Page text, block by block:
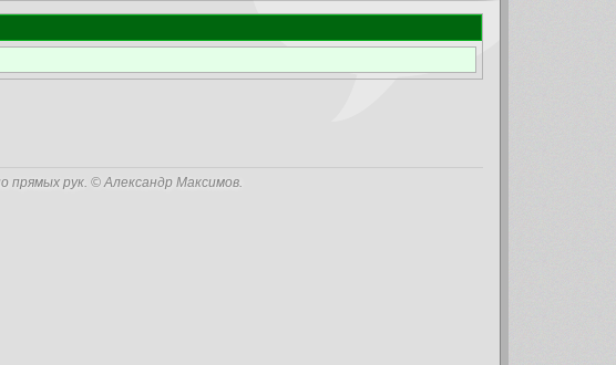
прямых рук. © Александр Максимов.